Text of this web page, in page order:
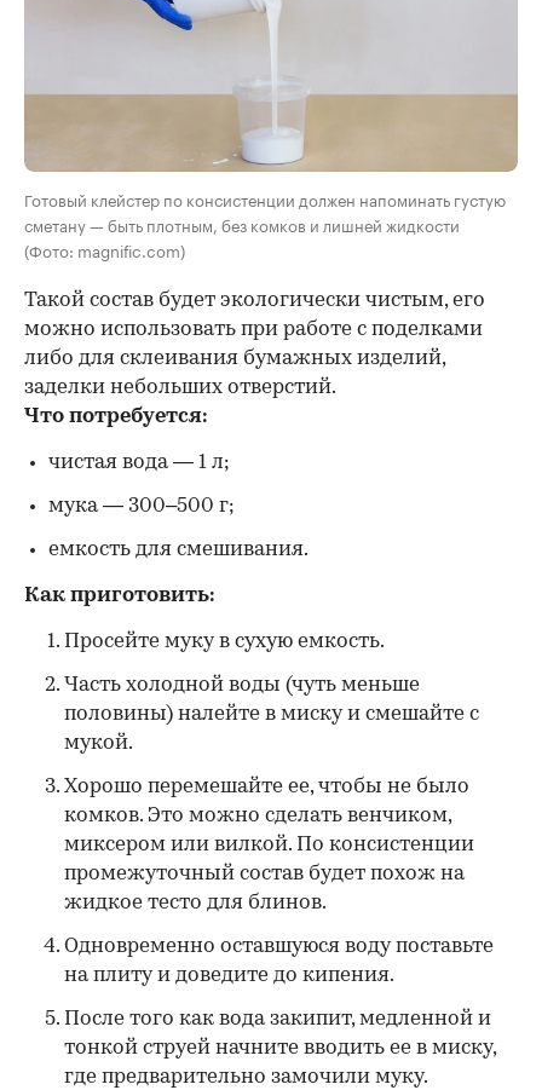
Готовый клейстер по консистенции должен напоминать густую
сметану — быть плотным, без комков и лишней жидкости
(Фото: magnific.com)
Такой состав будет экологически чистым, его
можно использовать при работе с поделками
либо для склеивания бумажных изделий,
заделки небольших отверстий.
Что потребуется:
чистая вода — 1 л;
мука — 300–500 г;
емкость для смешивания.
Как приготовить:
Просейте муку в сухую емкость.
Часть холодной воды (чуть меньше
половины) налейте в миску и смешайте с
мукой.
Хорошо перемешайте ее, чтобы не было
комков. Это можно сделать венчиком,
миксером или вилкой. По консистенции
промежуточный состав будет похож на
жидкое тесто для блинов.
Одновременно оставшуюся воду поставьте
на плиту и доведите до кипения.
После того как вода закипит, медленной и
тонкой струей начните вводить ее в миску,
где предварительно замочили муку.